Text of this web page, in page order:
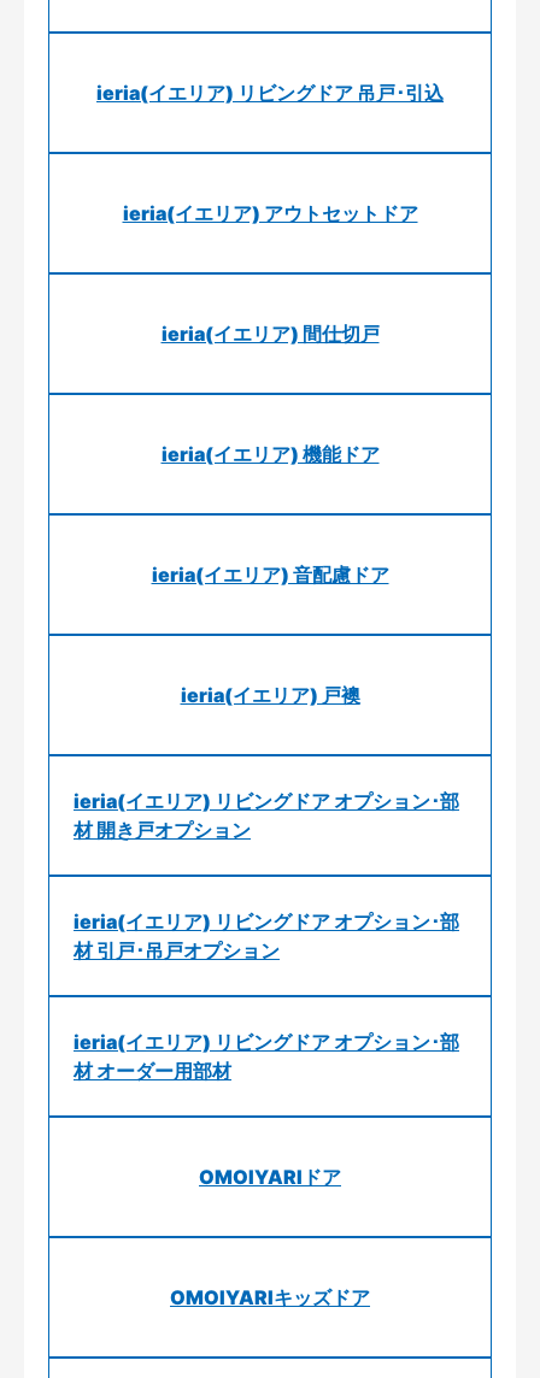
ieria(イエリア) リビングドア 吊戸･引込
ieria(イエリア) アウトセットドア
ieria(イエリア) 間仕切戸
ieria(イエリア) 機能ドア
ieria(イエリア) 音配慮ドア
ieria(イエリア) 戸襖
ieria(イエリア) リビングドア オプション･部
材 開き戸オプション
ieria(イエリア) リビングドア オプション･部
材 引戸･吊戸オプション
ieria(イエリア) リビングドア オプション･部
材 オーダー用部材
OMOIYARIドア
OMOIYARIキッズドア